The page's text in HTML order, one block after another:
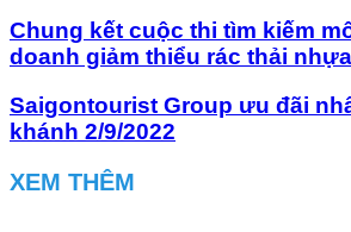
Chung kết cuộc thi tìm kiếm
doanh giảm thiểu rác thải nhựa
Saigontourist Group ưu đãi
khánh 2/9/2022
XEM THÊM